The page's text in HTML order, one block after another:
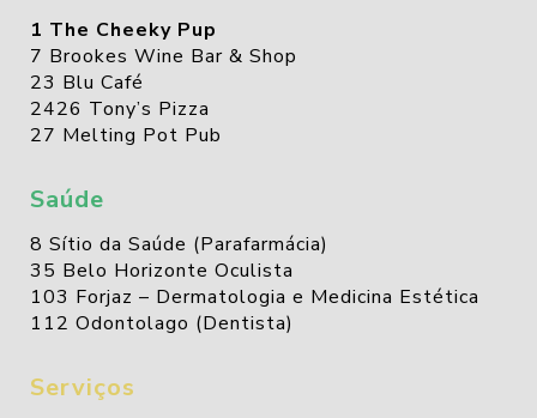
1 The Cheeky Pup
7 Brookes Wine Bar & Shop
23 Blu Café
2426 Tony’s Pizza
27 Melting Pot Pub
Saúde
8 Sítio da Saúde (Parafarmácia)
35 Belo Horizonte Oculista
103 Forjaz – Dermatologia e Medicina Estética
112 Odontolago (Dentista)
Serviços